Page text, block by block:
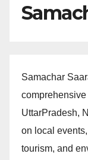
Samachar
UttarPradesh,
on local
tourism, and